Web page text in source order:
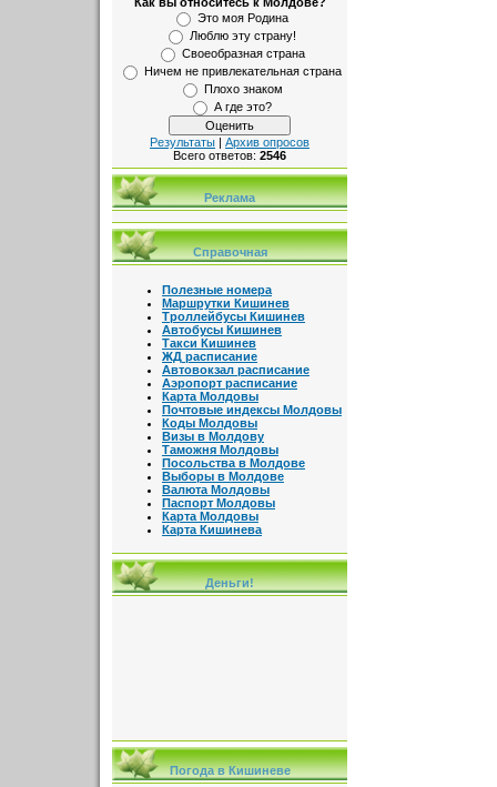
Это моя Родина
Люблю эту страну!
Своеобразная страна
Ничем не привлекательная страна
Плохо знаком
А где это?
Результаты | Архив опросов
Всего ответов: 2546
Реклама
Справочная
Полезные номера
Маршрутки Кишинев
Троллейбусы Кишинев
Автобусы Кишинев
Такси Кишинев
ЖД расписание
Автовокзал расписание
Аэропорт расписание
Карта Молдовы
Почтовые индексы Молдовы
Коды Молдовы
Визы в Молдову
Таможня Молдовы
Посольства в Молдове
Выборы в Молдове
Валюта Молдовы
Паспорт Молдовы
Карта Молдовы
Карта Кишинева
Деньги!
Погода в Кишиневе